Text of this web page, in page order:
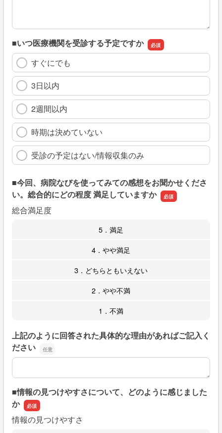
■いつ医療機関を受診する予定ですか
すぐにでも
3日以内
2週間以内
時期は決めていない
受診の予定はない/情報収集のみ
■今回、病院なびを使ってみての感想をお聞かせくださ
い。総合的にどの程度 満足していますか
総合満足度
5．満足
4．やや満足
3．どちらともいえない
2．やや不満
1．不満
上記のように回答された具体的な理由があればご記入く
ださい
上記のように回答された具体的な理由があればご記入くだ
■情報の見つけやすさについて、どのように感じました
か
情報の見つけやすさ